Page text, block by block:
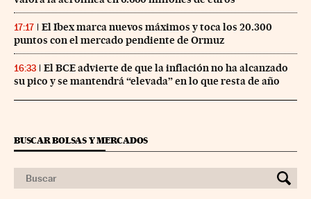
17:17
El Ibex marca nuevos máximos y toca los 20.300
puntos con el mercado pendiente de Ormuz
16:33
El BCE advierte de que la inflación no ha alcanzado
su pico y se mantendrá “elevada” en lo que resta de año
BUSCAR BOLSAS Y MERCADOS